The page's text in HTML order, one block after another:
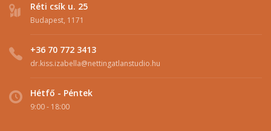
Réti csík u. 25
Budapest, 1171
+36 70 772 3413
dr.kiss.izabella@nettingatlanstudio.hu
Hétfő - Péntek
9:00 - 18:00